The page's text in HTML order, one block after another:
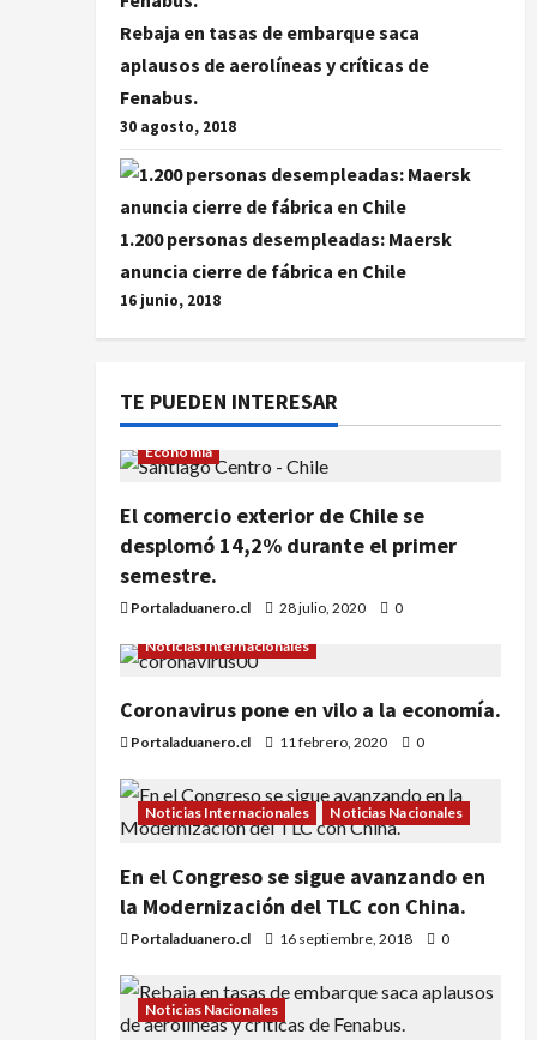
Rebaja en tasas de embarque saca
aplausos de aerolíneas y críticas de
Fenabus.
30 agosto, 2018
1.200 personas desempleadas: Maersk
anuncia cierre de fábrica en Chile
16 junio, 2018
TE PUEDEN INTERESAR
Economía
El comercio exterior de Chile se
desplomó 14,2% durante el primer
semestre.
Portaladuanero.cl 28 julio, 2020 0
Noticias Internacionales
Coronavirus pone en vilo a la economía.
Portaladuanero.cl 11 febrero, 2020 0
Noticias Internacionales Noticias Nacionales
En el Congreso se sigue avanzando en
la Modernización del TLC con China.
Portaladuanero.cl 16 septiembre, 2018 0
Noticias Nacionales